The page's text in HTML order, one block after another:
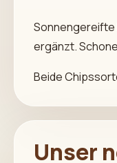
Sonnengereifte
ergänzt.
Beide
Unser